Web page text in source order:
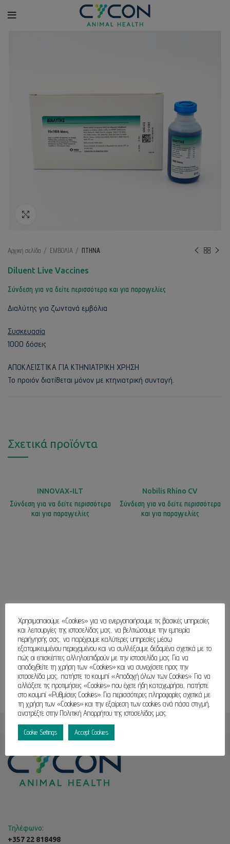
Αρχική σελίδα ΕΜΒΟΛΙΑ ΠΤΗΝΑ
Diluent Live Vaccines
Σύνδεση για να δείτε περισσότερα και για παραγγελίες
Διαλύτης για ζωντανά εμβόλια
Συσκευασία
1000 δόσεις
ΑΠΟΚΛΕΙΣΤΙΚΑ ΓΙΑ ΚΤΗΝΙΑΤΡΙΚΗ ΧΡΗΣΗ
Το προιόν διατίθεται μόνον με κτηνιατρική συνταγή.
Σχετικά προϊόντα
INNOVAX-ILT
Σύνδεση για να δείτε περισσότερα
και για παραγγελίες
Nobilis Rhino CV
Σύνδεση για να δείτε περισσότερα
και για παραγγελίες
Τηλέφωνο:
+357 22 818498
Χρησιμοποιούμε «Cookies» για να ενεργοποιήσουμε τις βασικές υπηρεσίες
και λειτουργίες της ιστοσελίδας μας, να βελτιώσουμε την εμπειρία
περιήγησής σας, να παρέχουμε καλύτερες υπηρεσίες μέσω
εξατομικευμένου περιεχομένου και να συλλέξουμε δεδομένα σχετικά με το
πώς οι επισκέπτες αλληλοεπιδρούν με την ιστοσελίδα μας. Για να
αποδεχθείτε τη χρήση των «Cookies» και να συνεχίσετε προς την
ιστοσελίδα μας, πατήστε το κουμπί «Αποδοχή όλων των Cookies». Για να
αλλάξετε τις προτιμήσεις «Cookies» που έχετε ήδη καταχωρήσει, πατήστε
στο κουμπί «Ρυθμίσεις Cookies». Για περισσότερες πληροφορίες σχετικά με
τη χρήση των «Cookies» και την εξαίρεση των cookies ανά πάσα στιγμή,
ανατρέξτε στην Πολιτική Απορρήτου της ιστοσελίδας μας.
Cookie Settings Accept Cookies